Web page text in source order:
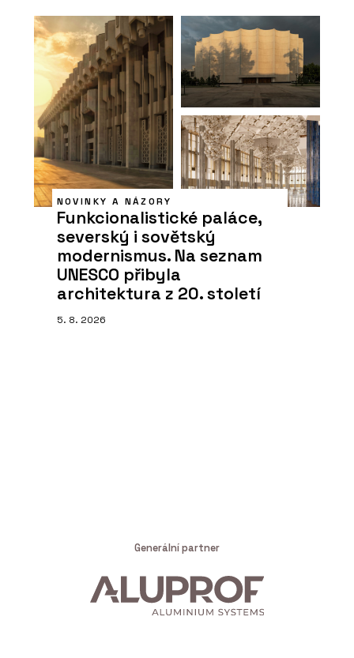
NOVINKY A NÁZORY
Funkcionalistické paláce,
severský i sovětský
modernismus. Na seznam
UNESCO přibyla
architektura z 20. století
5. 8. 2026
Generální partner